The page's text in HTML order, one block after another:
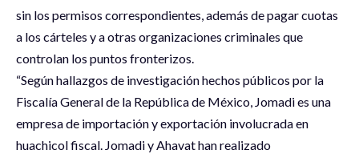
sin los permisos correspondientes, además de pagar cuotas
a los cárteles y a otras organizaciones criminales que
controlan los puntos fronterizos.
“Según hallazgos de investigación hechos públicos por la
Fiscalía General de la República de México, Jomadi es una
empresa de importación y exportación involucrada en
huachicol fiscal. Jomadi y Ahavat han realizado